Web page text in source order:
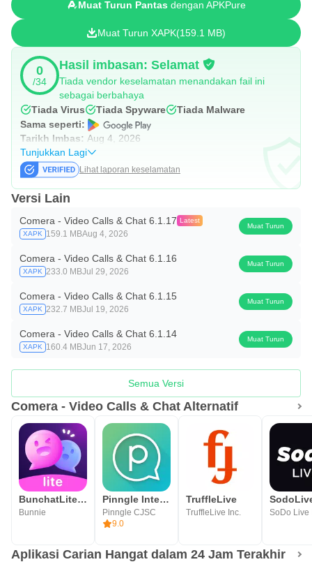
Muat Turun Pantasdengan APKPure
Muat Turun XAPK 159.1 MB
0
/34
Hasil imbasan: Selamat
Tiada vendor keselamatan menandakan fail ini
sebagai berbahaya
Tiada Virus
Tiada Spyware
Tiada Malware
Sama seperti:
Tarikh Imbas: Aug 4, 2026
Tunjukkan Lagi
Lihat laporan keselamatan
Versi Lain
Comera - Video Calls & Chat 6.1.17 Latest
XAPK
159.1 MBAug 4, 2026
Muat Turun
Comera - Video Calls & Chat 6.1.16
XAPK 233.0 MBJul 29, 2026
Muat Turun
Comera - Video Calls & Chat 6.1.15
XAPK 232.7 MBJul 19, 2026
Muat Turun
Comera - Video Calls & Chat 6.1.14
XAPK 160.4 MBJun 17, 2026
Muat Turun
Semua Versi
Comera - Video Calls & Chat Alternatif
BunchatLite Video chat
Bunnie
Pinngle International Calling
Pinngle CJSC
9.0
TruffleLive
TruffleLive Inc.
Aplikasi Carian Hangat dalam 24 Jam Terakhir